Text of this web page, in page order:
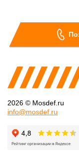
2026 © Mosdef.ru
info@mosdef.ru